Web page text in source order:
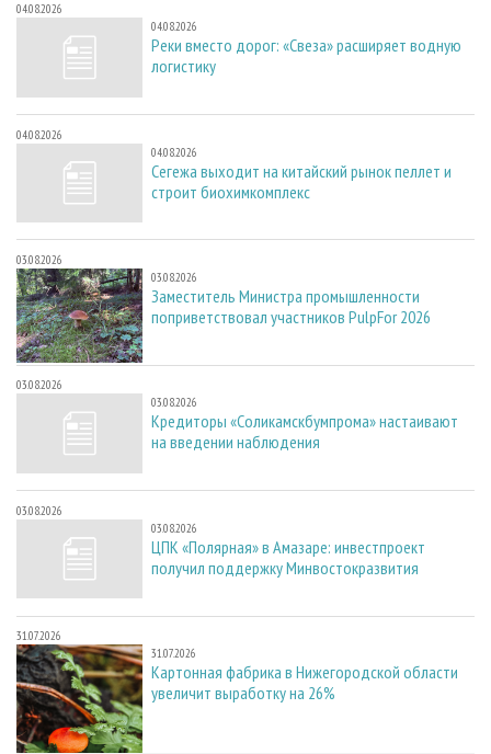
04.08.2026
04.08.2026
Реки вместо дорог: «Свеза» расширяет водную
логистику
04.08.2026
04.08.2026
Сегежа выходит на китайский рынок пеллет и
строит биохимкомплекс
03.08.2026
03.08.2026
Заместитель Министра промышленности
поприветствовал участников PulpFor 2026
03.08.2026
03.08.2026
Кредиторы «Соликамскбумпрома» настаивают
на введении наблюдения
03.08.2026
03.08.2026
ЦПК «Полярная» в Амазаре: инвестпроект
получил поддержку Минвостокразвития
31.07.2026
31.07.2026
Картонная фабрика в Нижегородской области
увеличит выработку на 26%